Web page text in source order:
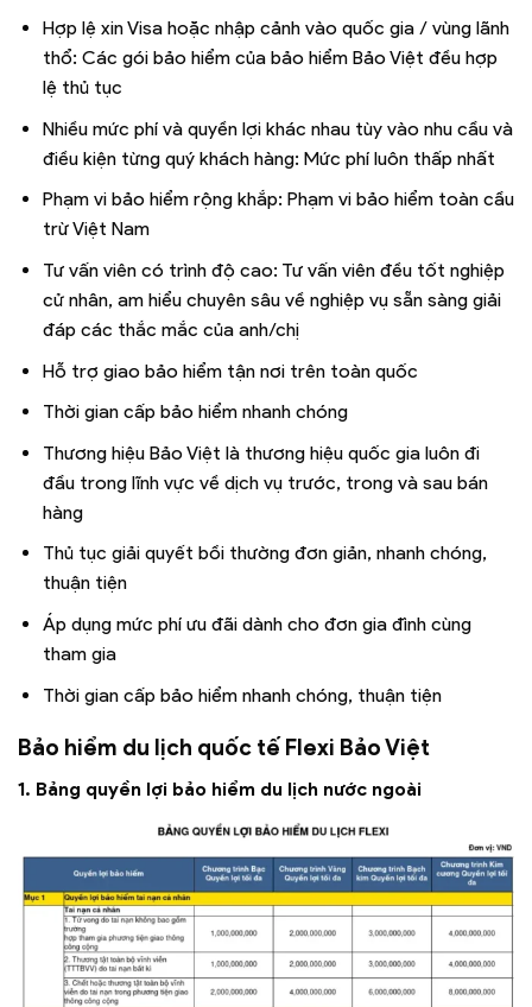
Hợp lệ xin Visa hoặc nhập cảnh vào quốc gia / vùng lãnh
thổ: Các gói bảo hiểm của bảo hiểm Bảo Việt đều hợp
lệ thủ tục
Nhiều mức phí và quyền lợi khác nhau tùy vào nhu cầu và
điều kiện từng quý khách hàng: Mức phí luôn thấp nhất
Phạm vi bảo hiểm rộng khắp: Phạm vi bảo hiểm toàn cầu
trừ Việt Nam
Tư vấn viên có trình độ cao: Tư vấn viên đều tốt nghiệp
cử nhân, am hiểu chuyên sâu về nghiệp vụ sẵn sàng giải
đáp các thắc mắc của anh/chị
Hỗ trợ giao bảo hiểm tận nơi trên toàn quốc
Thời gian cấp bảo hiểm nhanh chóng
Thương hiệu Bảo Việt là thương hiệu quốc gia luôn đi
đầu trong lĩnh vực về dịch vụ trước, trong và sau bán
hàng
Thủ tục giải quyết bồi thường đơn giản, nhanh chóng,
thuận tiện
Áp dụng mức phí ưu đãi dành cho đơn gia đình cùng
tham gia
Thời gian cấp bảo hiểm nhanh chóng, thuận tiện
Bảo hiểm du lịch quốc tế Flexi Bảo Việt
1. Bảng quyền lợi bảo hiểm du lịch nước ngoài